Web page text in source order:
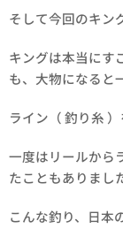
そして今回のキン
キングは本当にす
も、大物になると
ライン（ 釣り糸 ）
一度はリールから
たこともありまし
こんな釣り、日本